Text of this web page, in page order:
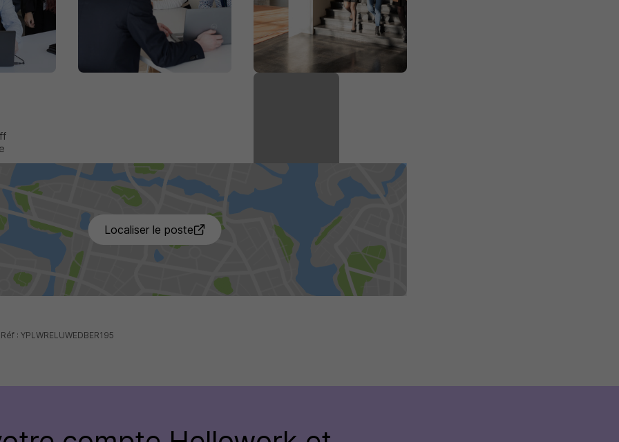
4 de plus
Localiser le poste
: YPLWRELUWEDBER195